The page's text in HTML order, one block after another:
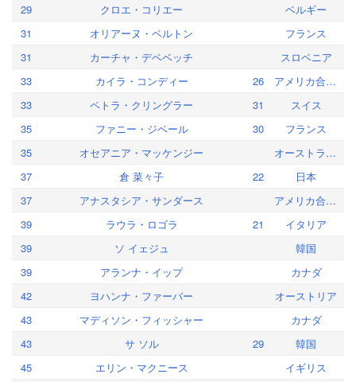
29
クロエ・コリエー
ベルギー
31
オリアーヌ・ベルトン
フランス
31
カーチャ・デベベッチ
スロベニア
33
カイラ・コンディー 26
アメリカ合衆国
33
ペトラ・クリングラー 31
スイス
35
ファニー・ジベール 30
フランス
35
オセアニア・マッケンジー
オーストラリア
37
倉 菜々子 22
日本
37
アナスタシア・サンダース
アメリカ合衆国
39
ラウラ・ロゴラ 21
イタリア
39
ソ イェジュ
韓国
39
アランナ・イップ
カナダ
42
ヨハンナ・ファーバー
オーストリア
43
マディソン・フィッシャー
カナダ
43
サ ソル 29
韓国
45
エリン・マクニース
イギリス